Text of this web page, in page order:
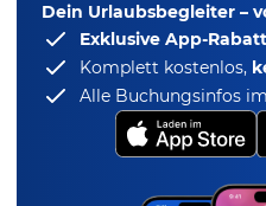
Dein Urlaubsbegleiter –
Exklusive App-
Komplett kostenlos,
Alle Buchungsinfos